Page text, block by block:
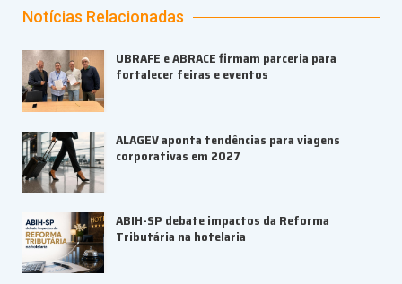
Notícias Relacionadas
UBRAFE e ABRACE firmam parceria para
fortalecer feiras e eventos
ALAGEV aponta tendências para viagens
corporativas em 2027
ABIH-SP debate impactos da Reforma
Tributária na hotelaria